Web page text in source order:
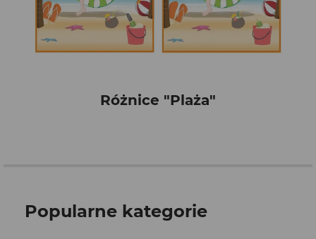
Różnice "Plaża"
Popularne kategorie